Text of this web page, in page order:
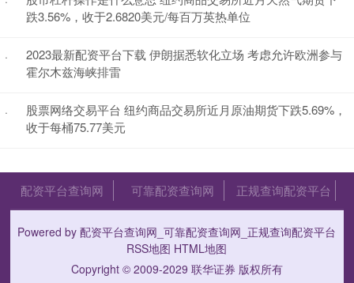
跌3.56%，收于2.6820美元/每百万英热单位
·
2023最新配资平台下载 伊朗据悉软化立场 考虑允许欧洲参与
霍尔木兹海峡排雷
·
股票网络交易平台 纽约商品交易所近月原油期货下跌5.69%，
收于每桶75.77美元
配资平台查询网 可靠配资查询网 正规查询配资平台
Powered by配资平台查询网_可靠配资查询网_正规查询配资平台
RSS地图 HTML地图
Copyright © 2009-2029 联华证券 版权所有